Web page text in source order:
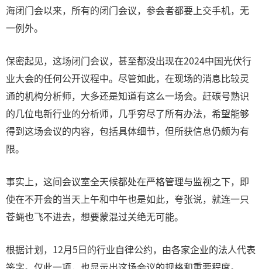
海闭门会以来，所有的闭门会议，参会者都要上交手机，无
一例外。
保密起见，这场闭门会议，甚至都没出现在2024中国光伏行
业大会的任何公开议程中。尽管如此，在现场的消息比较灵
通的机构分析师，大多还是知道有这么一场会。赶碳号熟识
的几位电新行业的分析师，几乎穷尽了所有办法，希望能够
得到这场会议的内容，包括具体细节，但所获信息仍颇为有
限。
事实上，这间会议室全天候都处在严格管理与监视之下，即
使在不开会的当天上午和中午也是如此，夸张说，就连一只
苍蝇也飞不进去，想要蒙混过关绝无可能。
根据计划，12月5日的行业自律公约，由各家企业的法人代表